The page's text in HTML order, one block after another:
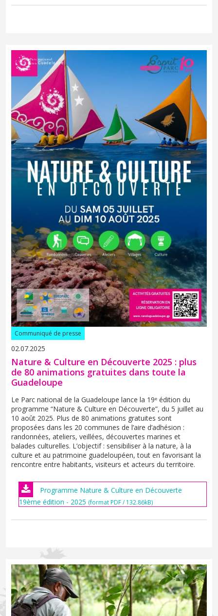
Communiqué de presse
02.07.2025
Nature & Culture en Découverte 2025 : plus
de 80 animations gratuites dans toute la
Guadeloupe
Le Parc national de la Guadeloupe lance la 19ᵉ édition du
programme “Nature & Culture en Découverte”, du 5 juillet au
10 août 2025. Plus de 80 animations gratuites sont
proposées dans les 20 communes de l’aire d’adhésion :
randonnées, ateliers, veillées, découvertes marines et
balades culturelles. L’objectif : sensibiliser à la nature, à la
culture et au patrimoine guadeloupéen, tout en favorisant la
rencontre entre habitants, visiteurs et acteurs du territoire.
Programme Nature & Culture en Découverte
19ème édition - 2025 (format PDF / 132.86kB)